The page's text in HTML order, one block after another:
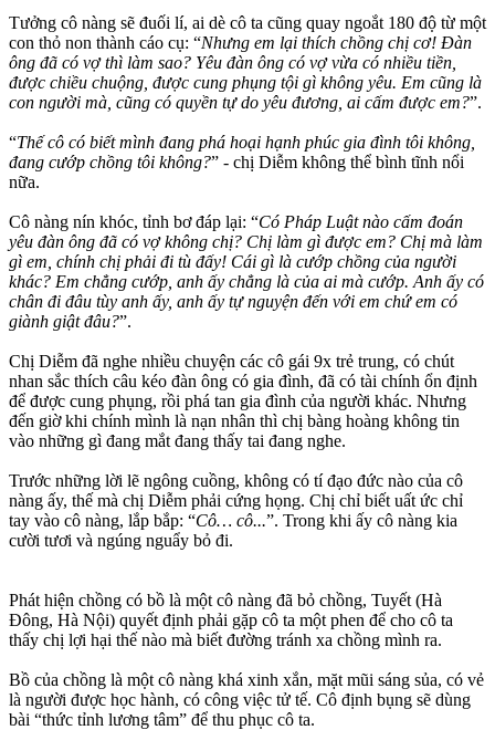
Tưởng cô nàng sẽ đuối lí, ai dè cô ta cũng quay ngoắt 180 độ từ một
con thỏ non thành cáo cụ: “Nhưng em lại thích chồng chị cơ! Đàn
ông đã có vợ thì làm sao? Yêu đàn ông có vợ vừa có nhiều tiền,
được chiều chuộng, được cung phụng tội gì không yêu. Em cũng là
con người mà, cũng có quyền tự do yêu đương, ai cấm được em?”.
“Thế cô có biết mình đang phá hoại hạnh phúc gia đình tôi không,
đang cướp chồng tôi không?” - chị Diễm không thể bình tĩnh nổi
nữa.
Cô nàng nín khóc, tỉnh bơ đáp lại: “Có Pháp Luật nào cấm đoán
yêu đàn ông đã có vợ không chị? Chị làm gì được em? Chị mà làm
gì em, chính chị phải đi tù đấy! Cái gì là cướp chồng của người
khác? Em chẳng cướp, anh ấy chẳng là của ai mà cướp. Anh ấy có
chân đi đâu tùy anh ấy, anh ấy tự nguyện đến với em chứ em có
giành giật đâu?”.
Chị Diễm đã nghe nhiều chuyện các cô gái 9x trẻ trung, có chút
nhan sắc thích câu kéo đàn ông có gia đình, đã có tài chính ổn định
để được cung phụng, rồi phá tan gia đình của người khác. Nhưng
đến giờ khi chính mình là nạn nhân thì chị bàng hoàng không tin
vào những gì đang mắt đang thấy tai đang nghe.
Trước những lời lẽ ngông cuồng, không có tí đạo đức nào của cô
nàng ấy, thế mà chị Diễm phải cứng họng. Chị chỉ biết uất ức chỉ
tay vào cô nàng, lắp bắp: “Cô… cô...”. Trong khi ấy cô nàng kia
cười tươi và ngúng nguẩy bỏ đi.
Phát hiện chồng có bồ là một cô nàng đã bỏ chồng, Tuyết (Hà
Đông, Hà Nội) quyết định phải gặp cô ta một phen để cho cô ta
thấy chị lợi hại thế nào mà biết đường tránh xa chồng mình ra.
Bồ của chồng là một cô nàng khá xinh xắn, mặt mũi sáng sủa, có vẻ
là người được học hành, có công việc tử tế. Cô định bụng sẽ dùng
bài “thức tỉnh lương tâm” để thu phục cô ta.